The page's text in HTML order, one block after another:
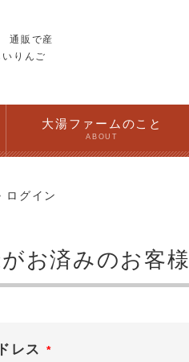
通販で産
りんご
大湯ファームのこと
ABOUT
ログイン
お済みのお客様
レス